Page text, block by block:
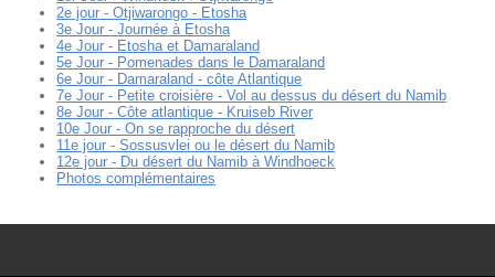
2e jour - Otjiwarongo - Etosha
3e Jour - Journée à Etosha
4e Jour - Etosha et Damaraland
5e Jour - Pomenades dans le Damaraland
6e Jour - Damaraland - côte Atlantique
7e Jour - Petite croisière - Vol au dessus du désert du Namib
8e Jour - Côte atlantique - Kruiseb River
10e Jour - On se rapproche du désert
11e jour - Sossusvlei ou le désert du Namib
12e jour - Du désert du Namib à Windhoeck
Photos complémentaires